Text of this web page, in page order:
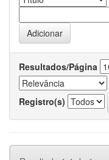
Resultados/Página
Registro(s)